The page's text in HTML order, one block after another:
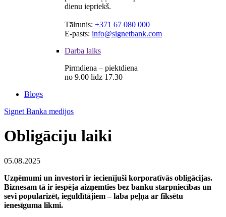
dienu iepriekš.
Tālrunis: +371 67 080 000
E-pasts: info@signetbank.com
Darba laiks
Pirmdiena – piektdiena
no 9.00 līdz 17.30
Blogs
Signet Banka medijos
Obligāciju laiki
05.08.2025
Uzņēmumi un investori ir iecienījuši korporatīvās obligācijas.
Biznesam tā ir iespēja aizņemties bez banku starpniecības un
sevi popularizēt, ieguldītājiem – laba peļņa ar fiksētu
ienesīguma likmi.